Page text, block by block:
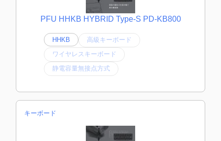
PFU HHKB HYBRID Type-S PD-KB800
HHKB
高級キーボード
ワイヤレスキーボード
静電容量無接点方式
キーボード